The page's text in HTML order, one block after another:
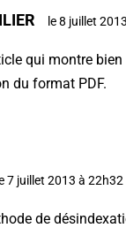
le 8 juillet
qui montre bien
du format PDF.
7 juillet 2013 à 22h32
de